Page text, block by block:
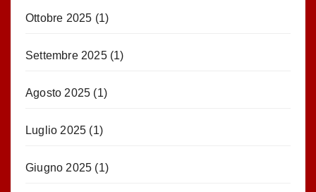
Ottobre 2025 (1)
Settembre 2025(1)
Agosto 2025 (1)
Luglio 2025 (1)
Giugno 2025 (1)